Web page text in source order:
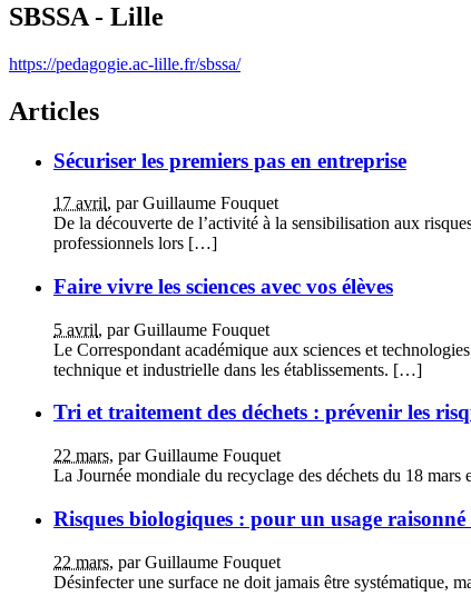
SBSSA - Lille
https://pedagogie.ac-lille.fr/sbssa/
Articles
Sécuriser les premiers pas en entreprise
17 avril, par Guillaume Fouquet
De la découverte de l’activité à la sensibilisation aux
professionnels lors […]
Faire vivre les sciences avec vos élèves
5 avril, par Guillaume Fouquet
Le Correspondant académique aux sciences et
technique et industrielle dans les établissements. […]
Tri et traitement des déchets : prévenir les
22 mars, par Guillaume Fouquet
La Journée mondiale du recyclage des déchets du 18
Risques biologiques : pour un usage raisonné
22 mars, par Guillaume Fouquet
Désinfecter une surface ne doit jamais être systématique,